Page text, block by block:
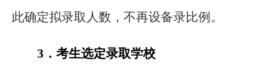
此确定拟录取人数，不再设备录比例。
3 ．考生选定录取学校